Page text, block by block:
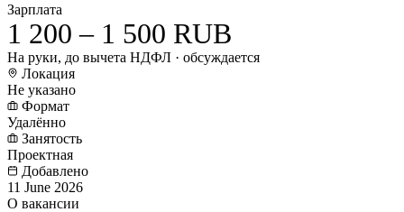
Зарплата
1 200 – 1 500 RUB
На руки, до вычета НДФЛ · обсуждается
Локация
Не указано
Формат
Удалённо
Занятость
Проектная
Добавлено
11 June 2026
О вакансии